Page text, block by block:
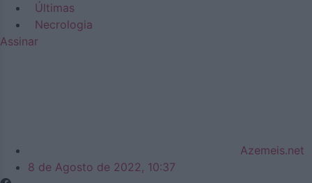
Últimas
Necrologia
Assinar
Azemeis.net
8 de Agosto de 2022, 10:37